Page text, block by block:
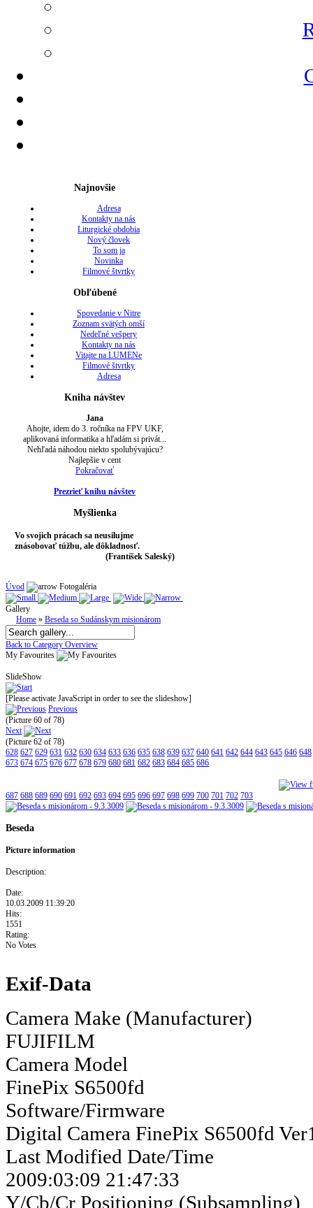
Najnovšie
Adresa
Kontakty na nás
Liturgické obdobia
Nový človek
To som ja
Novinka
Filmové štvrtky
Obľúbené
Spovedanie v Nitre
Zoznam svätých omší
Nedeľné vešpery
Kontakty na nás
Vitajte na LUMENe
Filmové štvrtky
Adresa
Kniha návštev
Jana
Ahojte, idem do 3. ročníka na FPV UKF,
aplikovaná informatika a hľadám si privát...
Nehľadá náhodou niekto spolubývajúcu?
Najlepšie v cent
Pokračovať
Prezrieť knihu návštev
Myšlienka
Vo svojich prácach sa neusilujme
znásobovať túžbu, ale dôkladnosť.
(Frantíšek Saleský)
Úvod Fotogaléria
Gallery
Home » Beseda so Sudánskym misionárom
Back to Category Overview
My Favourites
SlideShow
[Please activate JavaScript in order to see the slideshow]
Previous
(Picture 60 of 78)
Next
(Picture 62 of 78)
628 627 629 631 632 630 634 633 636 635 638 639 637 640 641 642 644 643 645 646 648
673 674 675 676 677 678 679 680 681 682 683 684 685 686
687 688 689 690 691 692 693 694 695 696 697 698 699 700 701 702 703
Beseda
Picture information
Description:
Date:
10.03.2009 11:39:20
Hits:
1551
Rating:
No Votes
Exif-Data
Camera Make (Manufacturer)
FUJIFILM
Camera Model
FinePix S6500fd
Software/Firmware
Digital Camera FinePix S6500fd
Last Modified Date/Time
2009:03:09 21:47:33
Y/Cb/Cr Positioning (Subsampling)